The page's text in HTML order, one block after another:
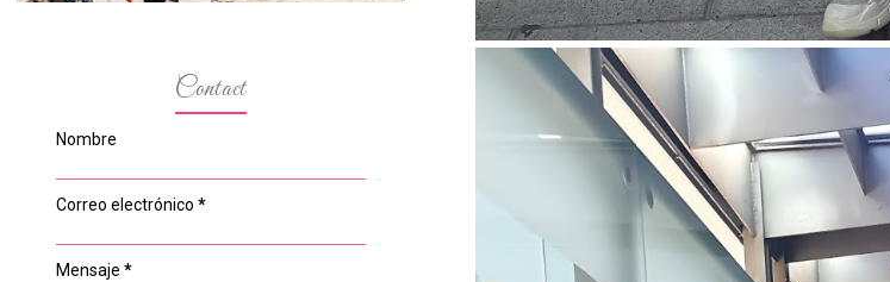
Contact
Nombre
Correo electrónico *
Mensaje *